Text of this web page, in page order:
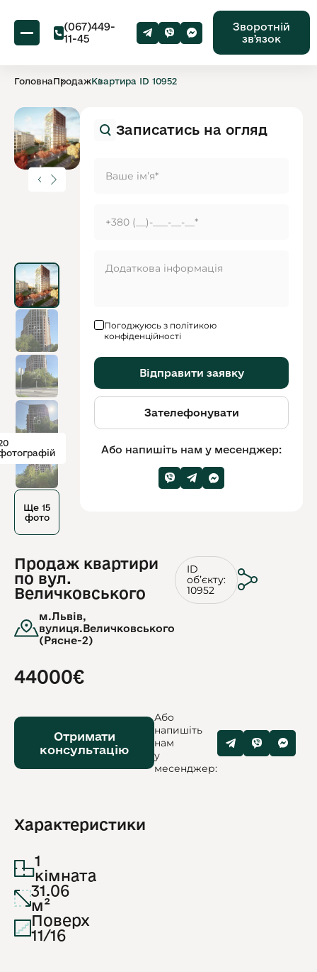
(067)449-
11-45
Зворотній
звʼязок
ГоловнаПродажКвартира ID 10952
Ще 15
фото
Продаж квартири
по вул.
Величковського
м.Львів,
вулиця.Величковського
(Рясне-2)
ID
обʼєкту:
10952
44000€
Отримати
консультацію
Або
напишіть
нам
у
месенджер:
Характеристики
1
кімната
31.06
м²
Поверх
11/16
Записатись на огляд
Погоджуюсь з політикою
конфіденційності
Відправити заявку
Зателефонувати
Або напишіть нам у месенджер: